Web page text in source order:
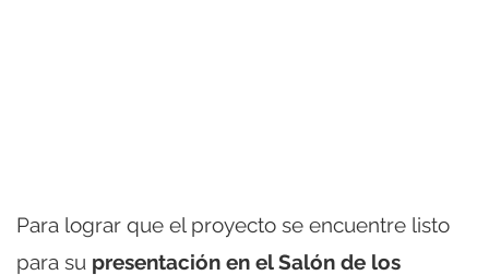
Para lograr que el proyecto se encuentre listo
para su presentación en el Salón de los